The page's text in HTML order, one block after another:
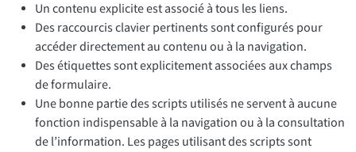
Un contenu explicite est associé à tous les liens.
Des raccourcis clavier pertinents sont configurés pour
accéder directement au contenu ou à la navigation.
Des étiquettes sont explicitement associées aux champs
de formulaire.
Une bonne partie des scripts utilisés ne servent à aucune
fonction indispensable à la navigation ou à la consultation
de l’information. Les pages utilisant des scripts sont